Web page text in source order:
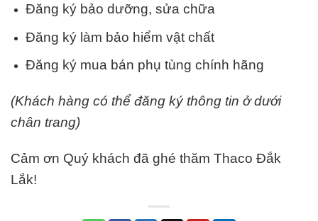
Đăng ký bảo dưỡng, sửa chữa
Đăng ký làm bảo hiểm vật chất
Đăng ký mua bán phụ tùng chính hãng
(Khách hàng có thể đăng ký thông tin ở dưới
chân trang)
Cảm ơn Quý khách đã ghé thăm Thaco Đắk
Lắk!